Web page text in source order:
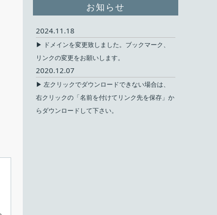
お知らせ
2024.11.18
▶ ドメインを変更致しました。ブックマーク、
リンクの変更をお願いします。
2020.12.07
▶ 左クリックでダウンロードできない場合は、
右クリックの「名前を付けてリンク先を保存」か
らダウンロードして下さい。